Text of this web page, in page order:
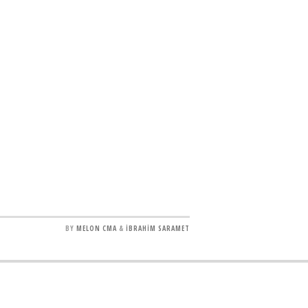
BY MELON CMA & İBRAHİM SARAMET